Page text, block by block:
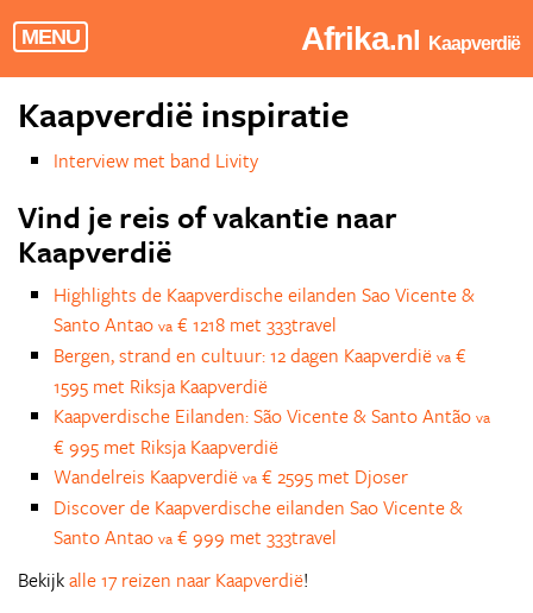
MENU Afrika.nl Kaapverdië
Kaapverdië inspiratie
Interview met band Livity
Vind je reis of vakantie naar
Kaapverdië
Highlights de Kaapverdische eilanden Sao Vicente &
Santo Antao va € 1218 met 333travel
Bergen, strand en cultuur: 12 dagen Kaapverdië va €
1595 met Riksja Kaapverdië
Kaapverdische Eilanden: São Vicente & Santo Antão va
€ 995 met Riksja Kaapverdië
Wandelreis Kaapverdië va € 2595 met Djoser
Discover de Kaapverdische eilanden Sao Vicente &
Santo Antao va € 999 met 333travel
Bekijkalle 17 reizen naar Kaapverdië!